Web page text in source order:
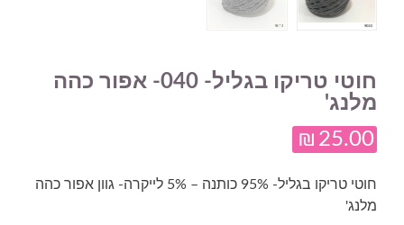
חוטי טריקו בגליל- 040- אפור כהה
מלנג'
₪ 25.00
חוטי טריקו בגליל- 95% כותנה – 5% לייקרה- גוון אפור כהה
מלנג'